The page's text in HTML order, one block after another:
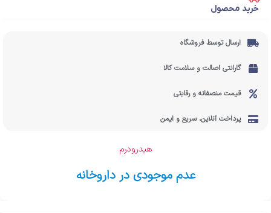
خرید محصول
ارسال توسط فروشگاه
گارانتی اصالت و سلامت کالا
قیمت منصفانه و رقابتی
پرداخت آنلاین، سریع و ایمن
هیدرودرم
عدم موجودی در داروخانه